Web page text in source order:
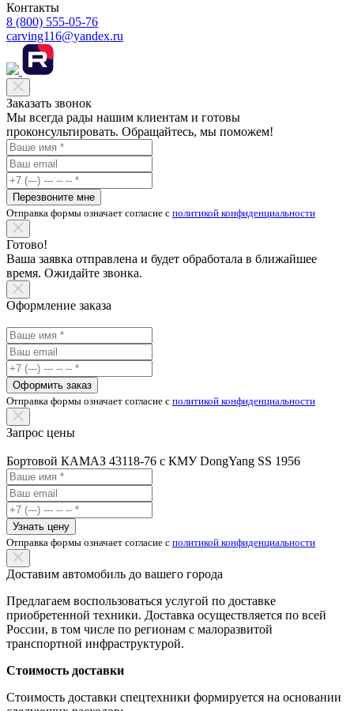
Контакты
8 (800) 555-05-76
carving116@yandex.ru
Заказать звонок
Мы всегда рады нашим клиентам и готовы
проконсультировать. Обращайтесь, мы поможем!
Перезвоните мне
Отправка формы означает согласие с политикой конфиденциальности
Готово!
Ваша заявка отправлена и будет обработала в ближайшее
время. Ожидайте звонка.
Оформление заказа
Оформить заказ
Отправка формы означает согласие с политикой конфиденциальности
Запрос цены
Бортовой КАМАЗ 43118-76 с КМУ DongYang SS 1956
Узнать цену
Отправка формы означает согласие с политикой конфиденциальности
Доставим автомобиль до вашего города
Предлагаем воспользоваться услугой по доставке
приобретенной техники. Доставка осуществляется по всей
России, в том числе по регионам с малоразвитой
транспортной инфраструктурой.
Стоимость доставки
Стоимость доставки спецтехники формируется на основании